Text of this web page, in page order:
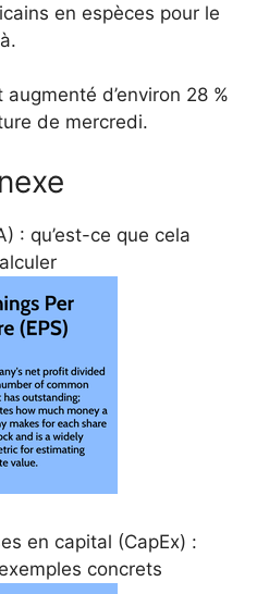
en espèces pour le
d’environ 28 %
de mercredi.
: qu’est-ce que cela
en capital (CapEx) :
concrets